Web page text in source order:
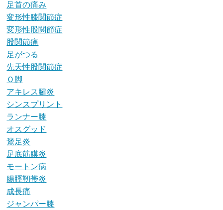
足首の痛み
変形性膝関節症
変形性股関節症
股関節痛
足がつる
先天性股関節症
Ｏ脚
アキレス腱炎
シンスプリント
ランナー膝
オスグッド
鵞足炎
足底筋膜炎
モートン病
腸脛靭帯炎
成長痛
ジャンパー膝